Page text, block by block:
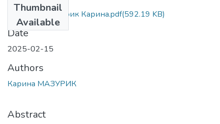
Thumbnail
Available
МР.М.281 Мазурик Карина.pdf(592.19 KB)
Date
2025-02-15
Authors
Карина МАЗУРИК
Abstract